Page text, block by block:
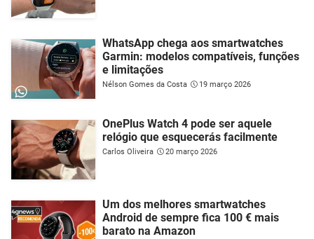
WhatsApp chega aos smartwatches
Garmin: modelos compatíveis, funções
e limitações
Nélson Gomes da Costa 19 março 2026
OnePlus Watch 4 pode ser aquele
relógio que esquecerás facilmente
Carlos Oliveira 20 março 2026
Um dos melhores smartwatches
Android de sempre fica 100 € mais
barato na Amazon